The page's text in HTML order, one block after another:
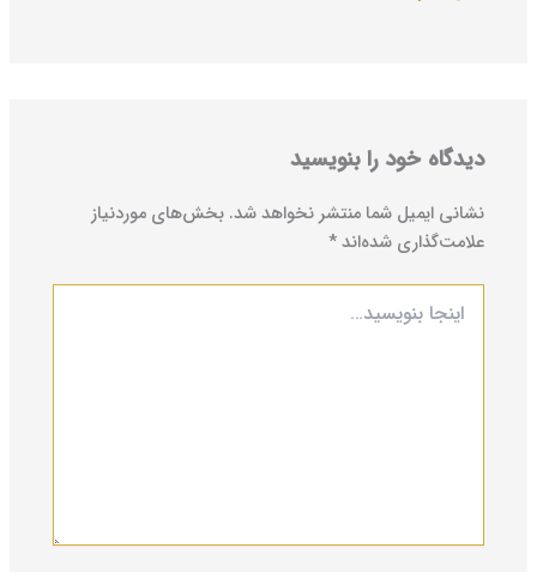
دیدگاه‌ خود را بنویسید
نشانی ایمیل شما منتشر نخواهد شد. بخش‌های موردنیاز
علامت‌گذاری شده‌اند*
بنویسید…